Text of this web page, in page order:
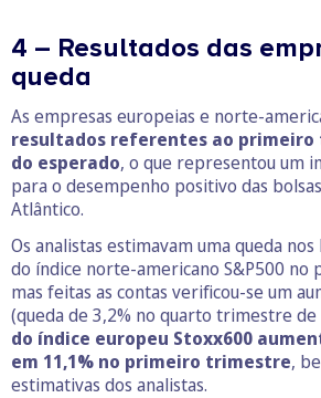
4 – Resultados das
queda
As empresas europeias e norte-
resultados referentes ao
do esperado, o que representou um
para o desempenho positivo das
Atlântico.
Os analistas estimavam uma queda nos
do índice norte-americano S&P500
mas feitas as contas verificou-se um
(queda de 3,2% no quarto trimestre de
do índice europeu Stoxx600
em 11,1% no primeiro trimestre,
estimativas dos analistas.